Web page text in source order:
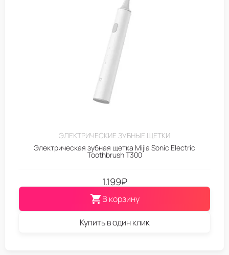
ЭЛЕКТРИЧЕСКИЕ ЗУБНЫЕ ЩЕТКИ
Электрическая зубная щетка Mijia Sonic Electric
Toothbrush T300
1.199₽
В корзину
Купить в один клик